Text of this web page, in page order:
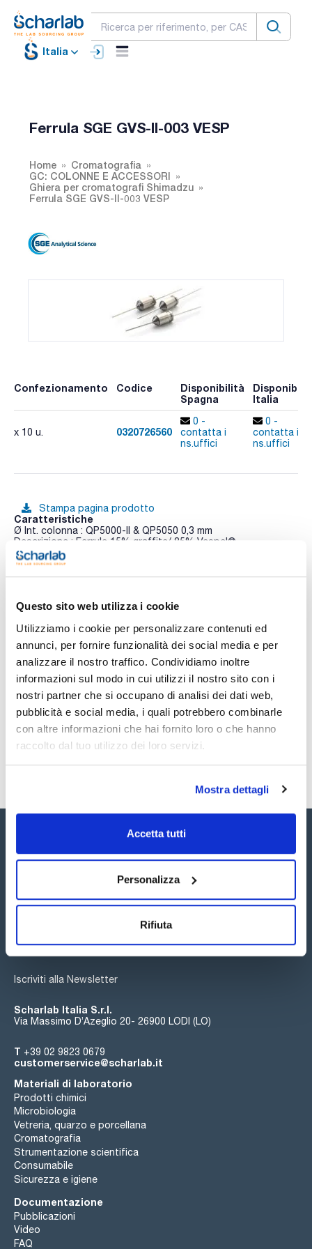
Questo sito web utilizza i cookie
Utilizziamo i cookie per personalizzare contenuti ed
annunci, per fornire funzionalità dei social media e per
analizzare il nostro traffico. Condividiamo inoltre
informazioni sul modo in cui utilizzi il nostro sito con i
nostri partner che si occupano di analisi dei dati web,
pubblicità e social media, i quali potrebbero combinarle
con altre informazioni che hai fornito loro o che hanno
raccolto dal tuo utilizzo dei loro servizi.
Mostra dettagli
Accetta tutti
Personalizza
Rifiuta
Italia
Ferrula SGE GVS-II-003 VESP
Home
Cromatografia
GC: COLONNE E ACCESSORI
Ghiera per cromatografi Shimadzu
Ferrula SGE GVS-II-003 VESP
Confezionamento Codice
Disponibilità
Spagna
Italia
x 10 u. 0320726560
0 -
contatta i
ns.uffici
0 -
contatta i
ns.uffici
Stampa pagina prodotto
Caratteristiche
Ø Int. colonna : QP5000-II & QP5050 0,3 mm
Descrizione : Ferrule 15% graffite/ 85% Vespel®
Conf. (unità) : 10
Documentazione tecnica
TDS / Scheda tecnica
Registrati per i download
COA
Registrati per i download
SDS / Scheda di
Sicurezza
Registrati per i download
Seguici:
Iscriviti alla Newsletter
Scharlab Italia S.r.l.
Via Massimo D’Azeglio 20- 26900 LODI (LO)
T +39 02 9823 0679
customerservice@scharlab.it
Materiali di laboratorio
Prodotti chimici
Microbiologia
Vetreria, quarzo e porcellana
Cromatografia
Strumentazione scientifica
Consumabile
Sicurezza e igiene
Documentazione
Pubblicazioni
Video
FAQ